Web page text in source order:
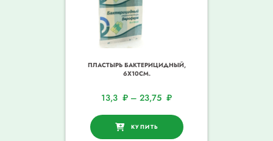
ПЛАСТЫРЬ БАКТЕРИЦИДНЫЙ,
6Х10СМ.
13,3 ₽ – 23,75 ₽
КУПИТЬ